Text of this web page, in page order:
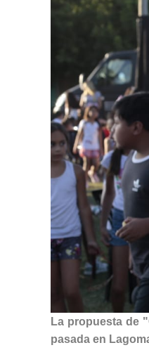
La propuesta de
pasada en